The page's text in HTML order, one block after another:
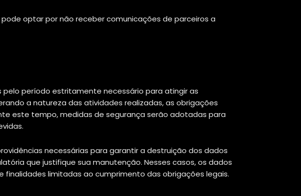
optar por não receber comunicações de parceiros a
período estritamente necessário para atingir as
a natureza das atividades realizadas, as obrigações
este tempo, medidas de segurança serão adotadas para
necessárias para garantir a destruição dos dados
que justifique sua manutenção. Nesses casos, os dados
limitadas ao cumprimento das obrigações legais.